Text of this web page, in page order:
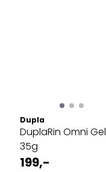
Dupla
DuplaRin Omni Gel
35g
199,-